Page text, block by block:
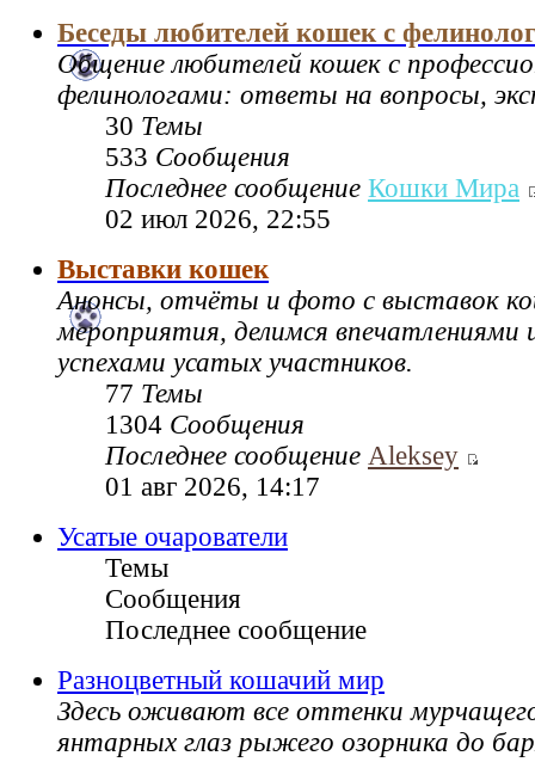
Беседы любителей кошек с
Общение любителей кошек с
фелинологами: ответы на вопросы,
30 Темы
533 Сообщения
Последнее сообщение Кошки Мира
02 июл 2026, 22:55
Выставки кошек
Анонсы, отчёты и фото с выставок
мероприятия, делимся впечатлениями
успехами усатых участников.
77 Темы
1304 Сообщения
Последнее сообщение Aleksey
01 авг 2026, 14:17
Усатые очарователи
Темы
Сообщения
Последнее сообщение
Разноцветный кошачий мир
Здесь оживают все оттенки
янтарных глаз рыжего озорника до